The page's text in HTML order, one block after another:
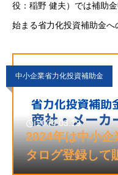
役：稲野 健夫）では補助
始まる省力化投資補助金へ
す。省力化投資補助金とは
中小企業省力化投資補助金
2024.03.19
2024年は中小
タログ登録して